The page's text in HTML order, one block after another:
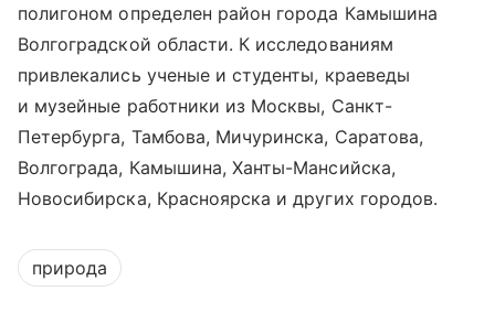
полигоном определен район города Камышина
Волгоградской области. К исследованиям
привлекались ученые и студенты, краеведы
и музейные работники из Москвы, Санкт-
Петербурга, Тамбова, Мичуринска, Саратова,
Волгограда, Камышина, Ханты-Мансийска,
Новосибирска, Красноярска и других городов.
природа